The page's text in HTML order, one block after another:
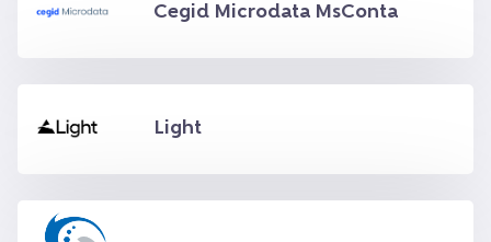
Cegid Microdata MsConta
Light